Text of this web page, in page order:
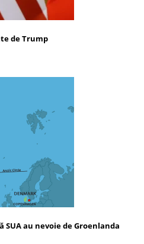
de Trump
SUA au nevoie de Groenlanda